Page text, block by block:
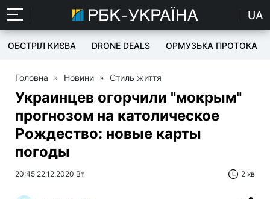
UA
ОБСТРІЛ КИЄВА DRONE DEALS ОРМУЗЬКА ПРОТОКА
Головна » Новини » Стиль життя
Украинцев огорчили "мокрым"
прогнозом на католическое
Рождество: новые карты
погоды
20:45 22.12.2020 Вт 2 хв